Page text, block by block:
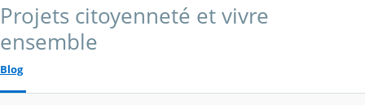
Projets citoyenneté et vivre
ensemble
Blog